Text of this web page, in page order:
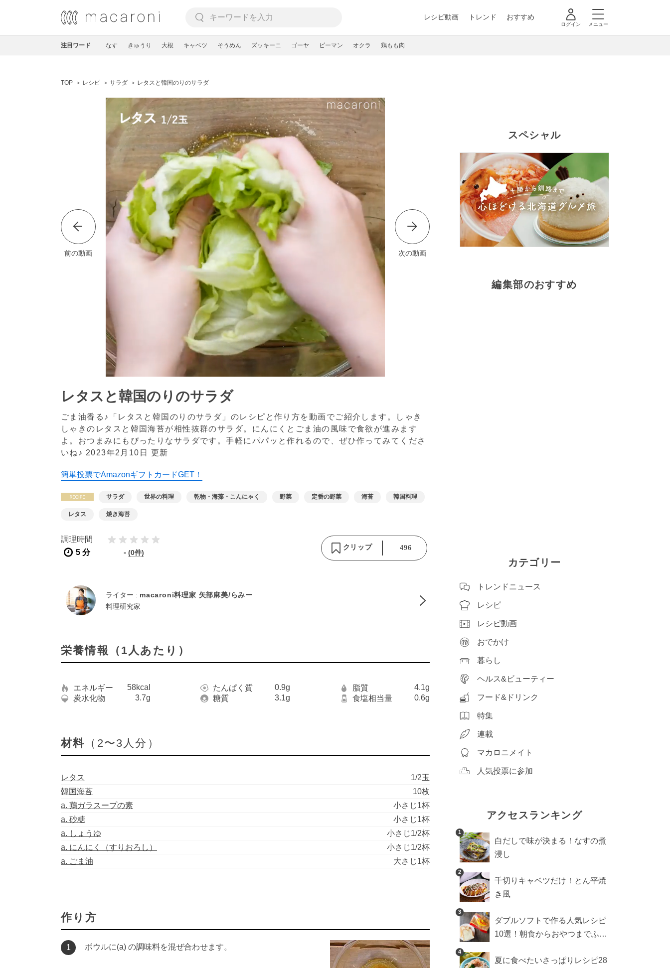
レシピ動画 トレンド おすすめ
ログイン メニュー
注目ワード なす きゅうり 大根 キャベツ そうめん ズッキーニ ゴーヤ ピーマン オクラ 鶏もも肉
TOP レシピ サラダ レタスと韓国のりのサラダ
前の動画 次の動画
レタスと韓国のりのサラダ
ごま油香る♪「レタスと韓国のりのサラダ」のレシピと作り方を動画でご紹介します。しゃき
しゃきのレタスと韓国海苔が相性抜群のサラダ。にんにくとごま油の風味で食欲が進みます
よ。おつまみにもぴったりなサラダです。手軽にパパッと作れるので、ぜひ作ってみてくださ
いね♪ 2023年2月10日 更新
簡単投票でAmazonギフトカードGET！
サラダ 世界の料理 乾物・海藻・こんにゃく 野菜 定番の野菜 海苔 韓国料理
レタス 焼き海苔
調理時間
5 分
- (0件)
クリップ 496
ライター : macaroni料理家 矢部麻美/らみー
料理研究家
栄養情報（1人あたり）
エネルギー 58kcal たんぱく質 0.9g 脂質
4.1g
炭水化物
3.7g 糖質 3.1g 食塩相当量 0.6g
材料 （2〜3人分）
レタス
1/2玉
韓国海苔
10枚
a. 鶏ガラスープの素
小さじ1杯
a. 砂糖
小さじ1杯
a. しょうゆ
小さじ1/2杯
a. にんにく（すりおろし）
小さじ1/2杯
a. ごま油
大さじ1杯
作り方
1 ボウルに(a) の調味料を混ぜ合わせます。
スペシャル
編集部のおすすめ
カテゴリー
トレンドニュース
レシピ
レシピ動画
おでかけ
暮らし
ヘルス&ビューティー
フード&ドリンク
特集
連載
マカロニメイト
人気投票に参加
アクセスランキング
1
白だしで味が決まる！なすの煮
浸し
2
千切りキャベツだけ！とん平焼
き風
3
ダブルソフトで作る人気レシピ
10選！朝食からおやつまでふん
4
夏に食べたいさっぱりレシピ28